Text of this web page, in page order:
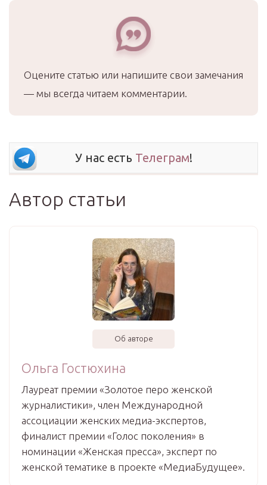
Оцените статью или напишите свои замечания
— мы всегда читаем комментарии.
У нас есть Телеграм!
Автор статьи
Об авторе
Ольга Гостюхина
Лауреат премии «Золотое перо женской
журналистики», член Международной
ассоциации женских медиа-экспертов,
финалист премии «Голос поколения» в
номинации «Женская пресса», эксперт по
женской тематике в проекте «МедиаБудущее».